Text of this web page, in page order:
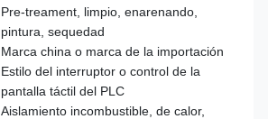
Pre-treament, limpio, enarenando,
pintura, sequedad
Marca china o marca de la importación
Estilo del interruptor o control de la
pantalla táctil del PLC
Aislamiento incombustible, de calor,